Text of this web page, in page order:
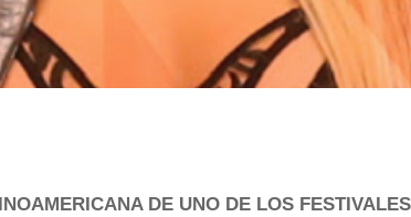
DE UNO DE LOS